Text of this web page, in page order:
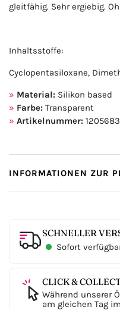
gleitfähig. Sehr ergiebig.
Inhaltsstoffe:
Cyclopentasiloxane,
Material: Silikon based
Farbe: Transparent
Artikelnummer: 1205683
INFORMATIONEN ZUR
SCHNELLER
Sofort
CLICK &
Während unserer
am gleichen Tag